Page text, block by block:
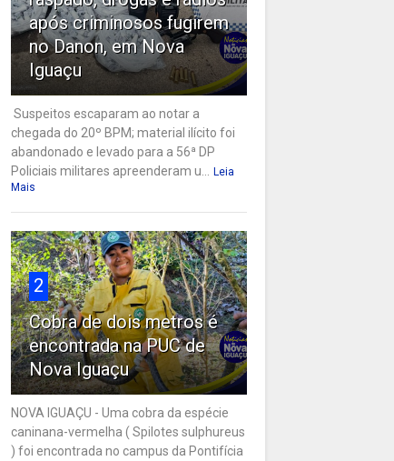
após criminosos fugirem
no Danon, em Nova
Iguaçu
Suspeitos escaparam ao notar a
chegada do 20º BPM; material ilícito foi
abandonado e levado para a 56ª DP
Policiais militares apreenderam u...
Leia
Mais
2
Cobra de dois metros é
encontrada na PUC de
Nova Iguaçu
NOVA IGUAÇU - Uma cobra da espécie
caninana-vermelha ( Spilotes sulphureus
) foi encontrada no campus da Pontifícia